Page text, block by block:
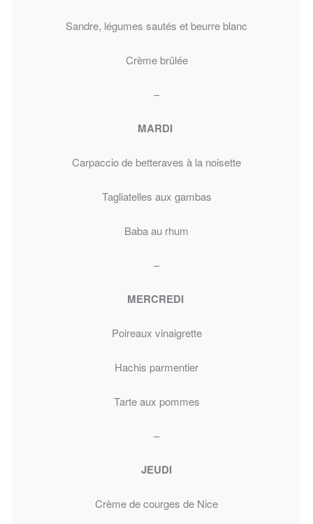
Sandre, légumes sautés et beurre blanc
Crème brûlée
–
MARDI
Carpaccio de betteraves à la noisette
Tagliatelles aux gambas
Baba au rhum
–
MERCREDI
Poireaux vinaigrette
Hachis parmentier
Tarte aux pommes
–
JEUDI
Crème de courges de Nice